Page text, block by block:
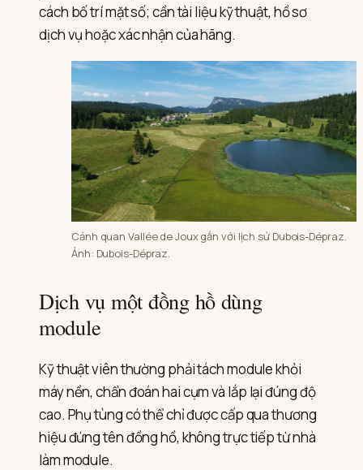
cách bố trí mặt số; cần tài liệu kỹ thuật, hồ sơ
dịch vụ hoặc xác nhận của hãng.
Cảnh quan Vallée de Joux gắn với lịch sử Dubois-Dépraz.
Ảnh: Dubois-Dépraz.
Dịch vụ một đồng hồ dùng
module
Kỹ thuật viên thường phải tách module khỏi
máy nền, chẩn đoán hai cụm và lắp lại đúng độ
cao. Phụ tùng có thể chỉ được cấp qua thương
hiệu đứng tên đồng hồ, không trực tiếp từ nhà
làm module.